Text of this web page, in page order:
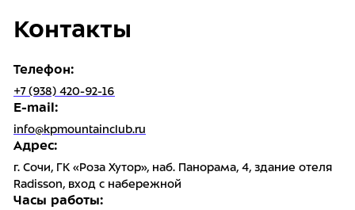
Контакты
Телефон:
+7 (938) 420-92-16
E-mail:
info@kpmountainclub.ru
Адрес:
г. Сочи, ГК «Роза Хутор», наб. Панорама, 4, здание отеля
Radisson, вход с набережной
Часы работы: